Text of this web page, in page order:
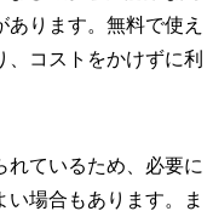
ります。無料で使え
コストをかけずに利
れているため、必要に
場合もあります。ま